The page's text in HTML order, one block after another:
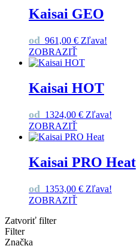
Kaisai GEO
od 961,00 € Zľava!
ZOBRAZIŤ
Kaisai HOT
od 1324,00 € Zľava!
ZOBRAZIŤ
Kaisai PRO Heat
od 1353,00 € Zľava!
ZOBRAZIŤ
Zatvoriť filter
Filter
Značka